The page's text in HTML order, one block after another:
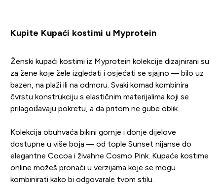
Kupite Kupaći kostimi u Myprotein
Ženski kupaći kostimi iz Myprotein kolekcije dizajnirani su
za žene koje žele izgledati i osjećati se sjajno — bilo uz
bazen, na plaži ili na odmoru. Svaki komad kombinira
čvrstu konstrukciju s elastičnim materijalima koji se
prilagođavaju pokretu, a da pritom ne gube oblik.
Kolekcija obuhvaća bikini gornje i donje dijelove
dostupne u više boja — od tople Sunset nijanse do
elegantne Cocoa i živahne Cosmo Pink. Kupaće kostime
online možeš pronaći u verzijama koje se mogu
kombinirati kako bi odgovarale tvom stilu.